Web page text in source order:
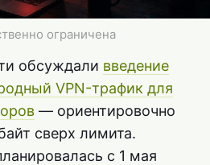
ограничена
обсуждали введение
VPN-трафик для
— ориентировочно
сверх лимита.
с 1 мая